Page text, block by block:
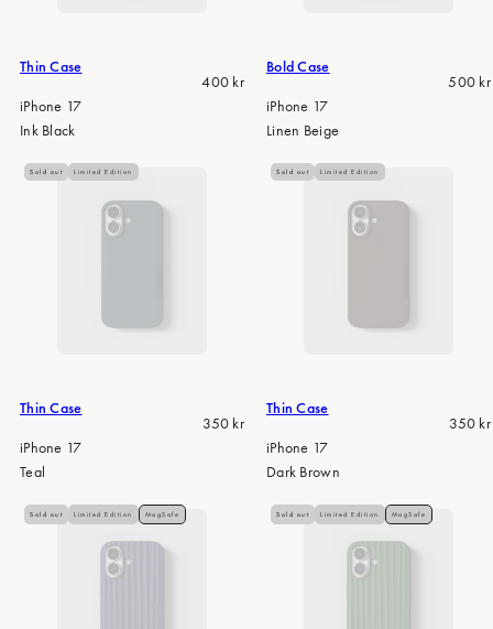
Thin Case
Regular
400 kr
iPhone 17
Ink Black
Bold Case
500 kr
iPhone 17
Linen Beige
Sold out Limited Edition
Thin Case
Regular
350 kr
iPhone 17
Teal
Sold out Limited Edition
Thin Case
350 kr
iPhone 17
Dark Brown
Sold out Limited Edition MagSafe Sold out Limited Edition MagSafe